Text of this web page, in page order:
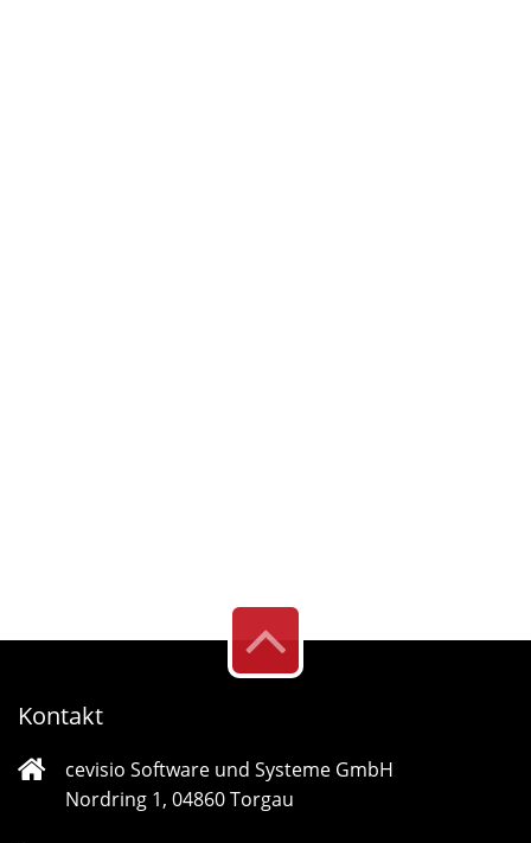
Kontakt
cevisio Software und Systeme GmbH
Nordring 1, 04860 Torgau